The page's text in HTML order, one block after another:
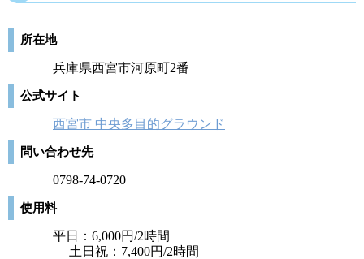
所在地
兵庫県西宮市河原町2番
公式サイト
西宮市 中央多目的グラウンド
問い合わせ先
0798-74-0720
使用料
平日：6,000円/2時間
土日祝：7,400円/2時間